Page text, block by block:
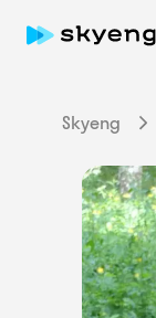
Skyeng